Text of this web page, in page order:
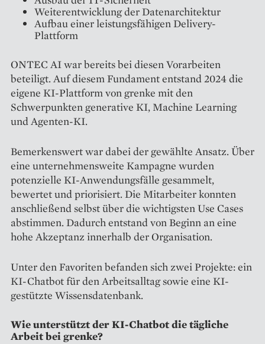
Weiterentwicklung der Datenarchitektur
Aufbau einer leistungsfähigen Delivery-
Plattform
ONTEC AI war bereits bei diesen Vorarbeiten
beteiligt. Auf diesem Fundament entstand 2024 die
eigene KI-Plattform von grenke mit den
Schwerpunkten generative KI, Machine Learning
und Agenten-KI.
Bemerkenswert war dabei der gewählte Ansatz. Über
eine unternehmensweite Kampagne wurden
potenzielle KI-Anwendungsfälle gesammelt,
bewertet und priorisiert. Die Mitarbeiter konnten
anschließend selbst über die wichtigsten Use Cases
abstimmen. Dadurch entstand von Beginn an eine
hohe Akzeptanz innerhalb der Organisation.
Unter den Favoriten befanden sich zwei Projekte: ein
KI-Chatbot für den Arbeitsalltag sowie eine KI-
gestützte Wissensdatenbank.
Wie unterstützt der KI-Chatbot die tägliche
Arbeit bei grenke?